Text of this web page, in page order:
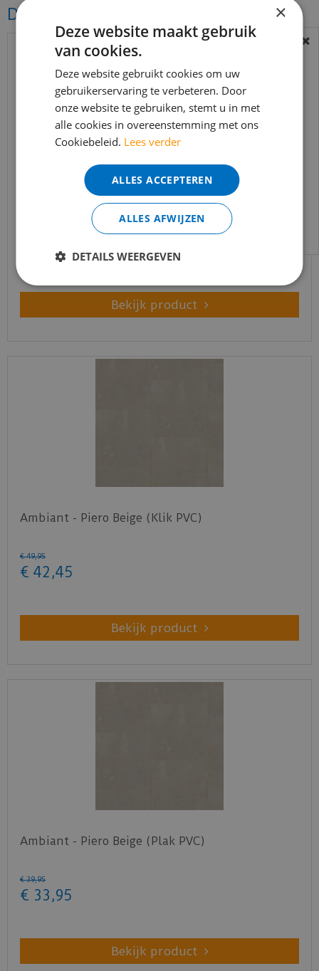
Dit vind je misschien ook mooi!
vtwonen - Royal Sun Kissed (Plak PVC)
91
Bekijk product
Ambiant - Piero Beige (Klik PVC)
€ 49,95
€ 42 ,45
Bekijk product
Ambiant - Piero Beige (Plak PVC)
€ 39,95
€ 33 ,95
Bekijk product
BEREIKBAARHEID
In verband met de vakantie periode zijn wij
t/m 14 augustus telefonisch helaas niet
bereikbaar.
Bestelling worden uiteraard verwerkt
echter iets minder snel dan wat je van ons
gewend bent.
Voor vragen kan je ons bereiken via
info@merkvloerenwinkel.nl
×
Deze website maakt gebruik
van cookies.
Deze website gebruikt cookies om uw
gebruikerservaring te verbeteren. Door
onze website te gebruiken, stemt u in met
alle cookies in overeenstemming met ons
Cookiebeleid. Lees verder
ALLES ACCEPTEREN
ALLES AFWIJZEN
DETAILS WEERGEVEN